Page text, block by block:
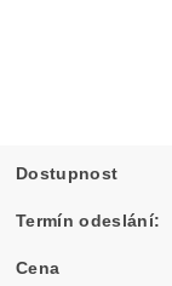
Dostupnost
Termín odeslání:
Cena